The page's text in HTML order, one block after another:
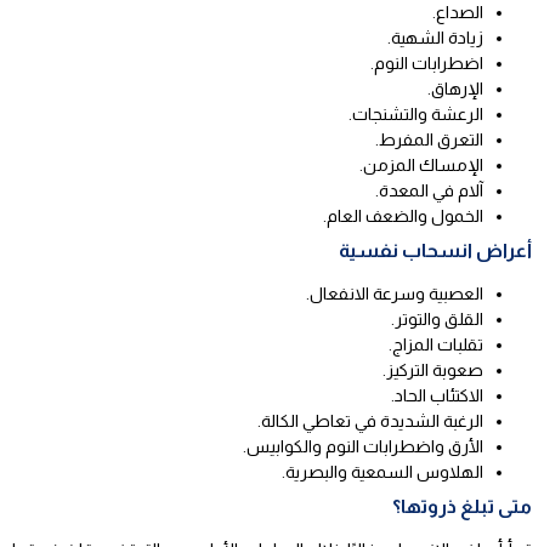
الصداع.
زيادة الشهية.
اضطرابات النوم.
الإرهاق.
الرعشة والتشنجات.
التعرق المفرط.
الإمساك المزمن.
آلام في المعدة.
الخمول والضعف العام.
أعراض انسحاب نفسية
العصبية وسرعة الانفعال.
القلق والتوتر.
تقلبات المزاج.
صعوبة التركيز.
الاكتئاب الحاد.
الرغبة الشديدة في تعاطي الكالة.
الأرق واضطرابات النوم والكوابيس.
الهلاوس السمعية والبصرية.
متى تبلغ ذروتها؟